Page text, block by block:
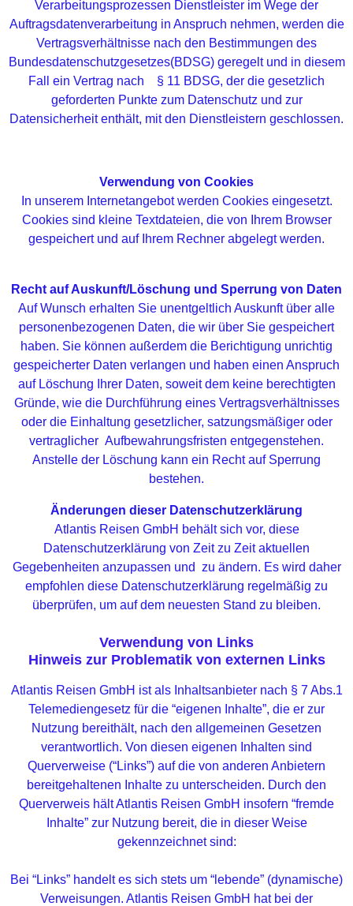
Verarbeitungsprozessen Dienstleister im Wege der
Auftragsdatenverarbeitung in Anspruch nehmen, werden die
Vertragsverhältnisse nach den Bestimmungen des
Bundesdatenschutzgesetzes(BDSG) geregelt und in diesem
Fall ein Vertrag nach § 11 BDSG, der die gesetzlich
geforderten Punkte zum Datenschutz und zur
Datensicherheit enthält, mit den Dienstleistern geschlossen.
Verwendung von Cookies
In unserem Internetangebot werden Cookies eingesetzt.
Cookies sind kleine Textdateien, die von Ihrem Browser
gespeichert und auf Ihrem Rechner abgelegt werden.
Recht auf Auskunft/Löschung und Sperrung von Daten
Auf Wunsch erhalten Sie unentgeltlich Auskunft über alle
personenbezogenen Daten, die wir über Sie gespeichert
haben. Sie können außerdem die Berichtigung unrichtig
gespeicherter Daten verlangen und haben einen Anspruch
auf Löschung Ihrer Daten, soweit dem keine berechtigten
Gründe, wie die Durchführung eines Vertragsverhältnisses
oder die Einhaltung gesetzlicher, satzungsmäßiger oder
vertraglicher Aufbewahrungsfristen entgegenstehen.
Anstelle der Löschung kann ein Recht auf Sperrung
bestehen.
Änderungen dieser Datenschutzerklärung
Atlantis Reisen GmbH behält sich vor, diese
Datenschutzerklärung von Zeit zu Zeit aktuellen
Gegebenheiten anzupassen und zu ändern. Es wird daher
empfohlen diese Datenschutzerklärung regelmäßig zu
überprüfen, um auf dem neuesten Stand zu bleiben.
Verwendung von Links
Hinweis zur Problematik von externen Links
Atlantis Reisen GmbH ist als Inhaltsanbieter nach § 7 Abs.1
Telemediengesetz für die “eigenen Inhalte”, die er zur
Nutzung bereithält, nach den allgemeinen Gesetzen
verantwortlich. Von diesen eigenen Inhalten sind
Querverweise (“Links”) auf die von anderen Anbietern
bereitgehaltenen Inhalte zu unterscheiden. Durch den
Querverweis hält Atlantis Reisen GmbH insofern “fremde
Inhalte” zur Nutzung bereit, die in dieser Weise
gekennzeichnet sind:
Bei “Links” handelt es sich stets um “lebende” (dynamische)
Verweisungen. Atlantis Reisen GmbH hat bei der